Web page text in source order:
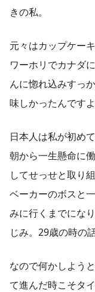
きの私。
元々はカップケー
ワーホリでカナダ
んに惚れ込みすっ
味しかったんですよ
日本人は私が初め
朝から一生懸命に
してせっせと取り
ベーカーのボスと
みに行くまでにな
じみ。29歳の時の話
なので何かしよう
て進んだ時こそタ